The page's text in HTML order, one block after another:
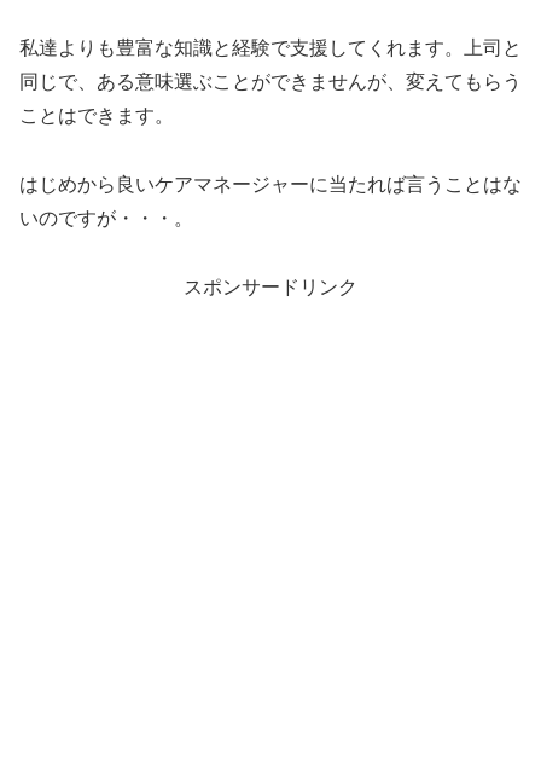
私達よりも豊富な知識と経験で支援してくれます。上司と
同じで、ある意味選ぶことができませんが、変えてもらう
ことはできます。
はじめから良いケアマネージャーに当たれば言うことはな
いのですが・・・。
スポンサードリンク